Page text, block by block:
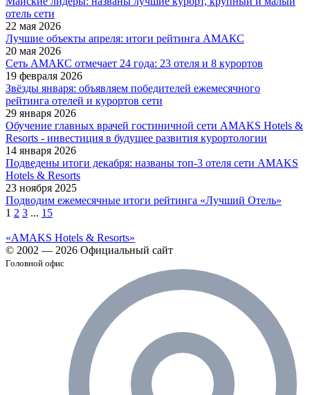
отель сети
22 мая 2026
Лучшие объекты апреля: итоги рейтинга АМАКС
20 мая 2026
Сеть АМАКС отмечает 24 года: 23 отеля и 8 курортов
19 февраля 2026
Звёзды января: объявляем победителей ежемесячного
рейтинга отелей и курортов сети
29 января 2026
Обучение главных врачей гостиничной сети AMAKS Hotels &
Resorts - инвестиция в будущее развития курортологии
14 января 2026
Подведены итоги декабря: названы топ-3 отеля сети AMAKS
Hotels & Resorts
23 ноября 2025
Подводим ежемесячные итоги рейтинга «Лучший Отель»
1 2 3 ... 15
«AMAKS Hotels & Resorts»
© 2002 — 2026 Официальный сайт
Головной офис